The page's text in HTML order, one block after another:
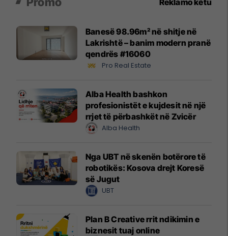
Banesë 98.96m² në shitje në
Lakrishtë – banim modern pranë
qendrës #16060
Pro Real Estate
Alba Health bashkon
profesionistët e kujdesit në një
rrjet të përbashkët në Zvicër
Alba Health
Nga UBT në skenën botërore të
robotikës: Kosova drejt Koresë
së Jugut
UBT
Plan B Creative rrit ndikimin e
biznesit tuaj online